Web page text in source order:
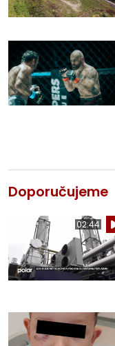
Doporučujeme
02:44